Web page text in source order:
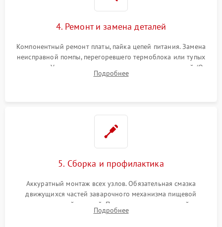
4. Ремонт и замена деталей
Компонентный ремонт платы, пайка цепей питания. Замена
неисправной помпы, перегоревшего термоблока или тупых
жерновов. Установка новых силиконовых уплотнителей (O-
ring) и тефлоновых трубок для надежного устранения
Подробнее
5. Сборка и профилактика
Аккуратный монтаж всех узлов. Обязательная смазка
движущихся частей заварочного механизма пищевой
силиконовой смазкой. Проведение программной
декальцинации и очистки системы от кофейных масел.
Подробнее